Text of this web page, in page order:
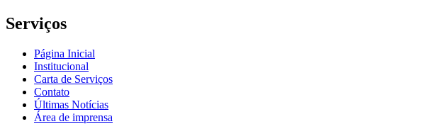
Serviços
Página Inicial
Institucional
Carta de Serviços
Contato
Últimas Notícias
Área de imprensa